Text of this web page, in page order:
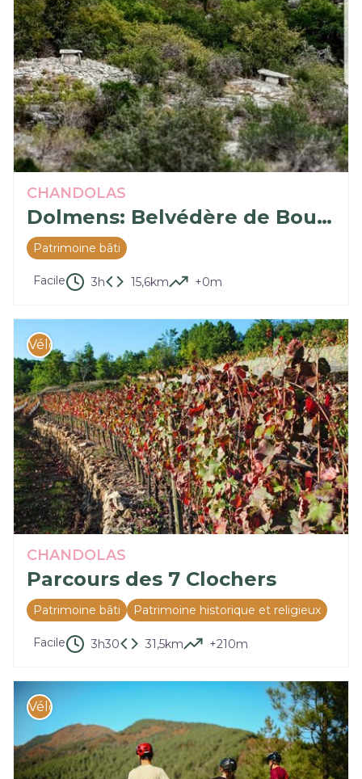
CHANDOLAS
Dolmens: Belvédère de Bourbouillet
Patrimoine bâti
Facile 3h 15,6km +0m
Vélo
CHANDOLAS
Parcours des 7 Clochers
Patrimoine bâti Patrimoine historique et religieux
Facile 3h30 31,5km +210m
Vélo